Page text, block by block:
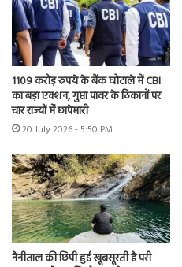
1109 करोड़ रुपये के बैंक घोटाले में CBI
का बड़ा एक्शन, गुप्ता पावर के ठिकानों पर
चार राज्यों में छापेमारी
20 July 2026 - 5:50 PM
नैनीताल की छिपी हुई खूबसूरती है परी